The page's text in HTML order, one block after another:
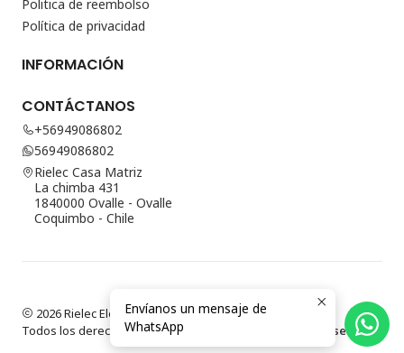
Politica de reembolso
Política de privacidad
INFORMACIÓN
CONTÁCTANOS
+56949086802
56949086802
Rielec Casa Matriz
La chimba 431
1840000 Ovalle - Ovalle
Coquimbo - Chile
2026 Rielec Electricidad.
Todos los derechos reservados.
Desarrollado por Jumpseller.
Envíanos un mensaje de
WhatsApp